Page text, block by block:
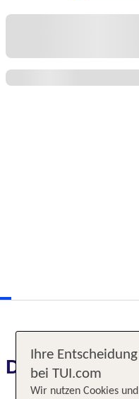
Das erwartet
Ihre
bei TUI.com
Wir nutzen Cookies